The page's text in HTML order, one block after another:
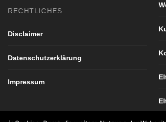
RECHTLICHES
Disclaimer
Datenschutzerklärung
Impressum